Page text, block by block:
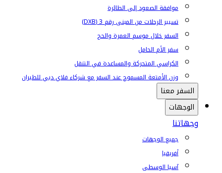
موافقة الصعود إلى الطائرة
تسيير الرحلات من المبنى رقم 3 (DXB)
السفر خلال موسم العمرة والحج
سفر الأم الحامل
الكراسي المتحركة والمساعدة في التنقل
وزن الأمتعة المسموح عند السفر مع شركاء فلاي دبي للطيران
السفر معنا
الوجهات
وجهاتنا
جميع الوجهات
أفريقيا
آسيا الوسطى